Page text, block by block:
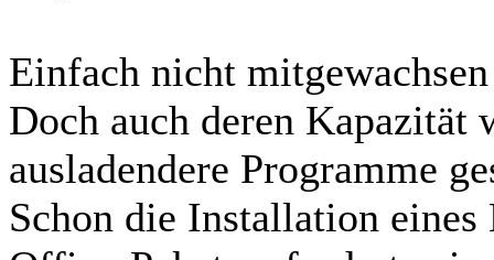
Einfach nicht mitgewachsen
Doch auch deren Kapazität
ausladendere Programme
Schon die Installation eines